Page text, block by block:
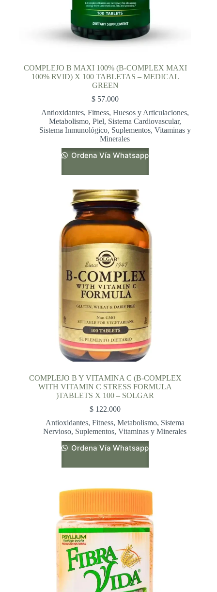
COMPLEJO B MAXI 100% (B-COMPLEX MAXI
100% RVID) X 100 TABLETAS – MEDICAL
GREEN
$ 57.000
Antioxidantes, Fitness, Huesos y Articulaciones,
Metabolismo, Piel, Sistema Cardiovascular,
Sistema Inmunológico, Suplementos, Vitaminas y
Minerales
Ordena Vía Whatsapp
COMPLEJO B Y VITAMINA C (B-COMPLEX
WITH VITAMIN C STRESS FORMULA
)TABLETS X 100 – SOLGAR
$ 122.000
Antioxidantes, Fitness, Metabolismo, Sistema
Nervioso, Suplementos,Vitaminas y Minerales
Ordena Vía Whatsapp